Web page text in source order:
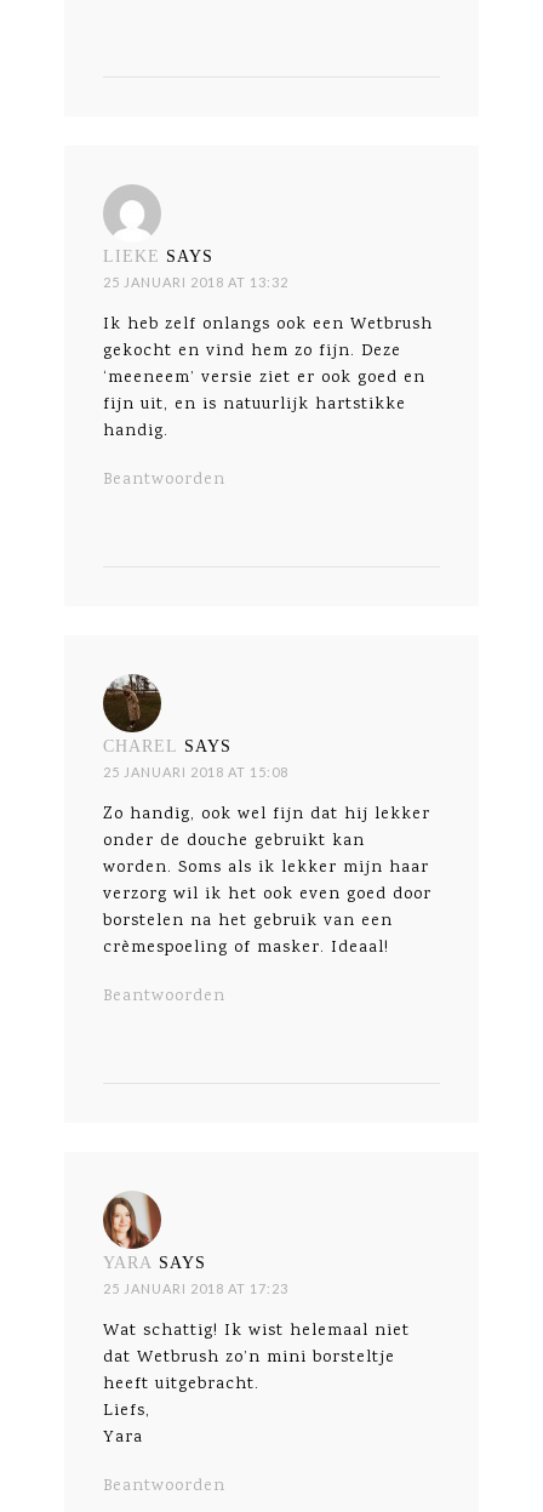
LIEKE SAYS
25 JANUARI 2018 AT 13:32
Ik heb zelf onlangs ook een Wetbrush
gekocht en vind hem zo fijn. Deze
‘meeneem’ versie ziet er ook goed en
fijn uit, en is natuurlijk hartstikke
handig.
Beantwoorden
CHAREL SAYS
25 JANUARI 2018 AT 15:08
Zo handig, ook wel fijn dat hij lekker
onder de douche gebruikt kan
worden. Soms als ik lekker mijn haar
verzorg wil ik het ook even goed door
borstelen na het gebruik van een
crèmespoeling of masker. Ideaal!
Beantwoorden
YARA SAYS
25 JANUARI 2018 AT 17:23
Wat schattig! Ik wist helemaal niet
dat Wetbrush zo’n mini borsteltje
heeft uitgebracht.
Liefs,
Yara
Beantwoorden